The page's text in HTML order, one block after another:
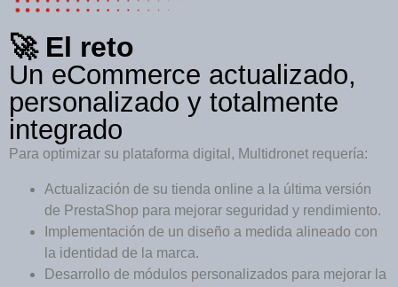
🚀 El reto
Un eCommerce actualizado,
personalizado y totalmente
integrado
Para optimizar su plataforma digital, Multidronet requería:
Actualización de su tienda online a la última versión
de PrestaShop para mejorar seguridad y rendimiento.
Implementación de un diseño a medida alineado con
la identidad de la marca.
Desarrollo de módulos personalizados para mejorar la